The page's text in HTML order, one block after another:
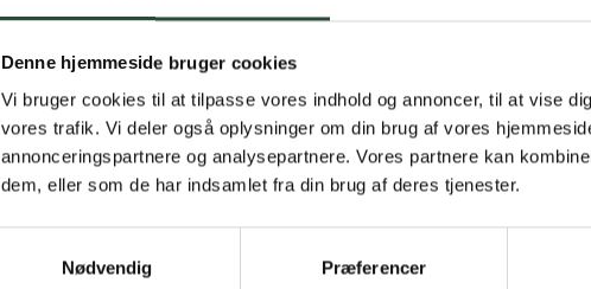
Denne hjemmeside bruger cookies
Vi bruger cookies til at tilpasse vores indhold og annoncer, til at vise
vores trafik. Vi deler også oplysninger om din brug af vores
annonceringspartnere og analysepartnere. Vores partnere kan
dem, eller som de har indsamlet fra din brug af deres tjenester.
Nødvendig
Præferencer